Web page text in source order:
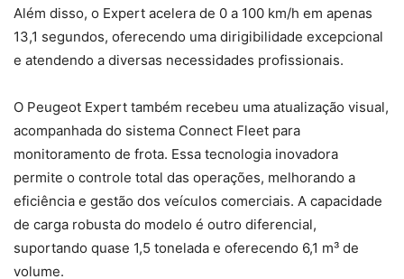
Além disso, o Expert acelera de 0 a 100 km/h em apenas
13,1 segundos, oferecendo uma dirigibilidade excepcional
e atendendo a diversas necessidades profissionais.
O Peugeot Expert também recebeu uma atualização visual,
acompanhada do sistema Connect Fleet para
monitoramento de frota. Essa tecnologia inovadora
permite o controle total das operações, melhorando a
eficiência e gestão dos veículos comerciais. A capacidade
de carga robusta do modelo é outro diferencial,
suportando quase 1,5 tonelada e oferecendo 6,1 m³ de
volume.